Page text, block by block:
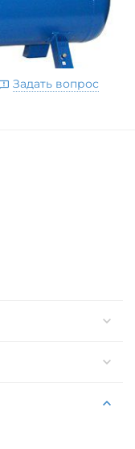
Задать вопрос